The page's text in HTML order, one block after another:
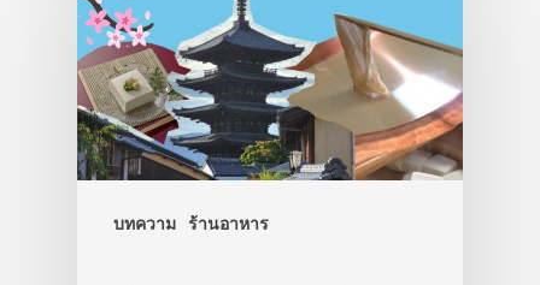
บทความ ร้านอาหาร